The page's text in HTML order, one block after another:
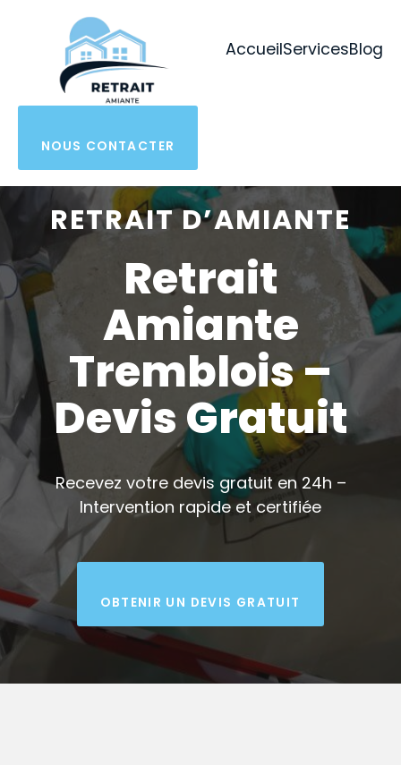
AccueilServicesBlog
NOUS CONTACTER
RETRAIT D’AMIANTE
Retrait
Amiante
Tremblois –
Devis Gratuit
Recevez votre devis gratuit en 24h –
Intervention rapide et certifiée
OBTENIR UN DEVIS GRATUIT